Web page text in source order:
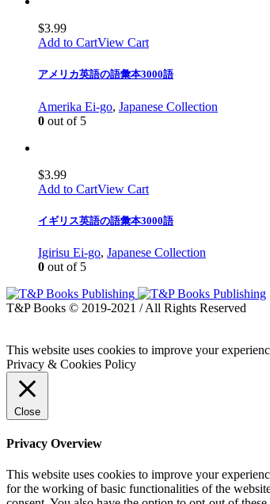
$3.99
Add to CartView Cart
アメリカ英語の語彙本3000語
Amerika Ei-go, Japanese Collection
0 out of 5
$3.99
Add to CartView Cart
イギリス英語の語彙本3000語
Igirisu Ei-go, Japanese Collection
0 out of 5
T&P Books © 2019-2021 / All Rights Reserved
This website uses cookies to improve your
Privacy & Cookies Policy
Close
Privacy Overview
This website uses cookies to improve your
for the working of basic functionalities of the